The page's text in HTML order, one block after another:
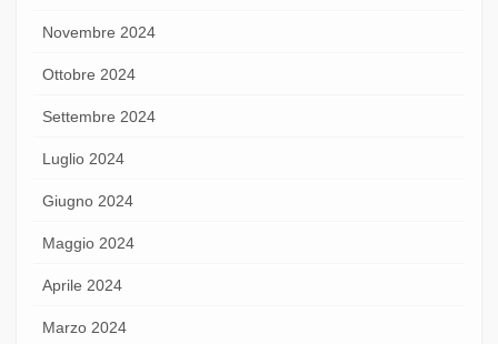
Novembre 2024
Ottobre 2024
Settembre 2024
Luglio 2024
Giugno 2024
Maggio 2024
Aprile 2024
Marzo 2024